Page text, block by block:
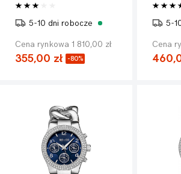
5-10 dni robocze
Cena rynkowa 1 810,00 zł
355,00 zł -80%
5-
Cena